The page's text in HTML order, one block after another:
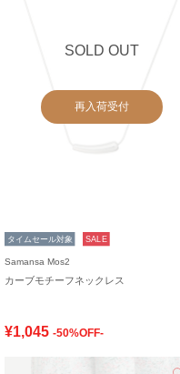
SOLD OUT
再入荷受付
タイムセール対象 SALE
Samansa Mos2
カーブモチーフネックレス
¥1,045 -50%OFF-